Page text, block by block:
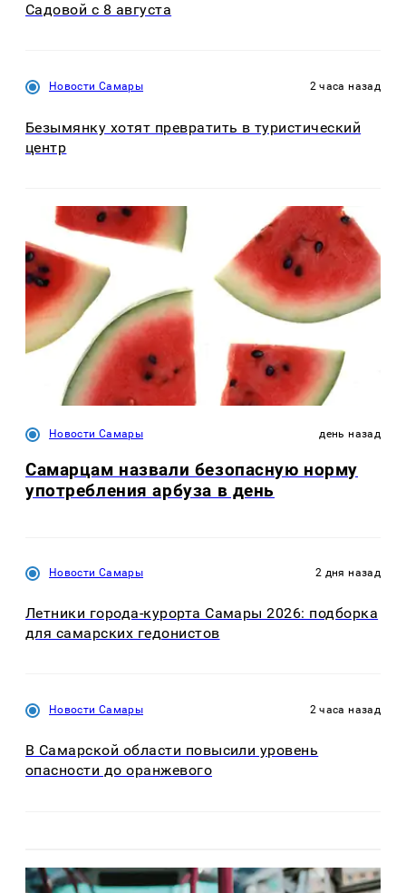
Садовой с 8 августа
Новости Самары 2 часа назад
Безымянку хотят превратить в туристический
центр
Новости Самары день назад
Самарцам назвали безопасную норму
употребления арбуза в день
Новости Самары 2 дня назад
Летники города-курорта Самары 2026: подборка
для самарских гедонистов
Новости Самары 2 часа назад
В Самарской области повысили уровень
опасности до оранжевого